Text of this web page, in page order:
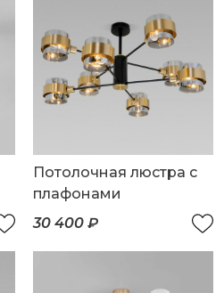
Потолочная люстра с
плафонами
30 400 ₽